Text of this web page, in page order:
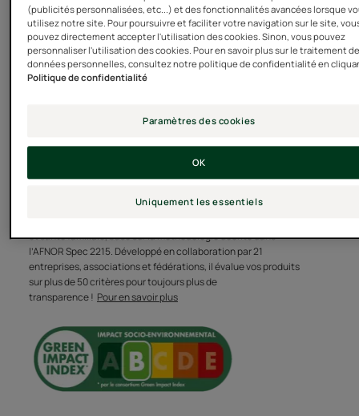
LE MOT DE L’EXPERT
Les cheveux blonds ont
souvent l’air en manque de
douceur et d’éclat. Efficace
éclat ravive leur blondeur et
sublime leurs reflets.
Avantages
Un pH acide qui favorise le lissage des écailles et optimise
Voir plus
Impact socio-environnemental
environnemental et sociétal des produits cosmétiques, des
et santé familiale, basé sur la méthodologie décrite dans
l’AFNOR Spec 2215. Développé en collaboration par 21
entreprises, associations et fédérations, il évalue vos produits
sur plus de 50 critères pour toujours plus de
transparence ! Pour en savoir plus
(publicités personnalisées, etc...) et des fonctionnalités avancées lorsque
utilisez notre site. Pour poursuivre et faciliter votre navigation sur le site,
pouvez directement accepter l'utilisation des cookies. Sinon, vous pouvez
personnaliser l'utilisation des cookies. Pour en savoir plus sur le traitement
données personnelles, consultez notre politique de confidentialité en
Politique de confidentialité
Paramètres des cookies
Uniquement les essentiels
OK